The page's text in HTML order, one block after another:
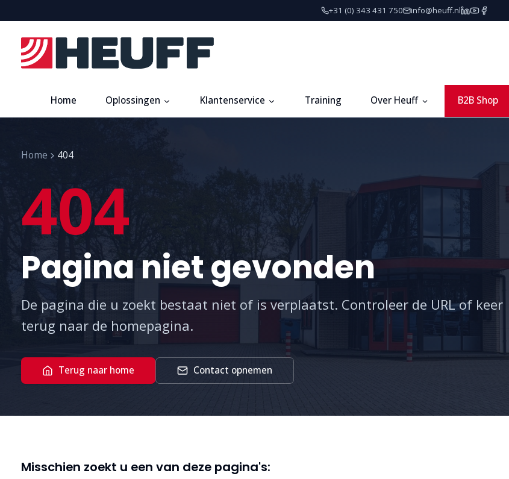
+31 (0) 343 431 750 info@heuff.nl
Home Oplossingen Klantenservice Training Over Heuff B2B Shop
Home 404
404
Pagina niet gevonden
De pagina die u zoekt bestaat niet of is verplaatst. Controleer de URL of keer
terug naar de homepagina.
Terug naar home Contact opnemen
Misschien zoekt u een van deze pagina's: